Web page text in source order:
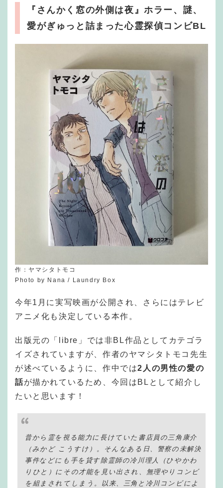
『さんかく窓の外側は夜』ホラー、謎、
愛がぎゅっと詰まった心霊探偵コンビBL
作：ヤマシタトモコ
Photo by Nana / Laundry Box
今年1月に実写映画が公開され、さらにはテレビ
アニメ化も決定している本作。
出版元の「libre」では非BL作品としてカテゴラ
イズされていますが、作者のヤマシタトモコ先生
が述べているように、作中では2人の男性の愛の
話が描かれているため、今回はBLとして紹介し
たいと思います！
昔から霊を視る能力に長けていた書店員の三角康介
（みかど こうすけ）。そんなある日、警察の未解決
事件などにも手を貸す除霊師の冷川理人（ひやかわ
りひと）にその才能を見い出され、無理やりコンビ
を組まされてしまう。以来、三角と冷川コンビによ